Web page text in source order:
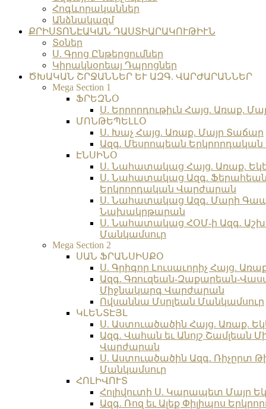
Հոգևորականներ
Անձնակազմ
ՔՐԻՍՏՈՆԷԱԿԱՆ ԴԱՍՏԻԱՐԱԿՈՒԹԻՒՆ
Տօներ
Ս. Գրոց Ընթերցումներ
Կիրակնօրեայ Դպրոցներ
ԾԽԱԿԱՆ ՇՐՋԱՆՆԵՐ ԵՒ ԱԶԳ. ՎԱՐԺԱՐԱՆՆԵՐ
Mega Section 1
ՖՐԵԶՆՕ
Ս. Երրորդութիւն Հայց. Առաք.
ՄՈՆԹԵՊԵԼԼՕ
Ս. Խաչ Հայց. Առաք. Մայր Տաճար
Ազգ. Մեսրոպեան
ԷՆՍԻՆՕ
Ս. Նահատակաց Հայց. Առաք.
Ս. Նահատակաց Ազգ.
Երկրորդական Վարժարան
Ս. Նահատակաց Ազգ. Մարի
Նախակրթարան
Ս. Նահատակաց ՀՕՄ-ի Ազգ.
Մանկամսուր
Mega Section 2
ՍԱՆ ՖՐԱՆՍԻՍՔՕ
Ս. Գրիգոր Լուսաւորիչ Հայց.
Ազգ. Գռուզեան-Զաքարեան-
Միջնակարգ Վարժարան
Ովսաննա Մսրլեան Մանկամսուր
ԿԼԵՆՏԷՅԼ
Ս. Աստուածածին Հայց. Առաք.
Ազգ. Վահան եւ Անոյշ Շամլեան
Վարժարան
Ս. Աստուածածին Ազգ. Ռիչըրտ
Մանկամսուր
ՀՈԼԻՎՈՒՏ
Հոլիվուտի Ս. Կարապետ Մայր
Ազգ. Ռոզ եւ Ալեք Փիլիպոս